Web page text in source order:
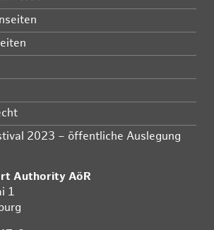
2023 – öffentliche Auslegung
Authority AöR
1